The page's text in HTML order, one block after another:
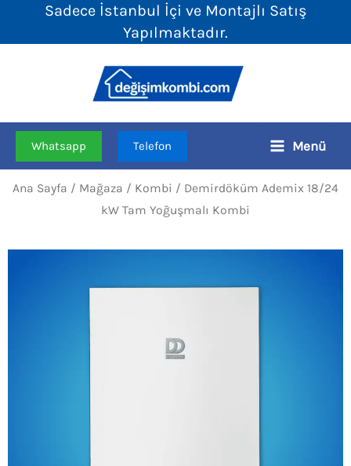
Sadece İstanbul İçi ve Montajlı Satış
Yapılmaktadır.
Whatsapp Telefon Menü
Ana Sayfa / Mağaza / Kombi / Demirdöküm Ademix 18/24
kW Tam Yoğuşmalı Kombi